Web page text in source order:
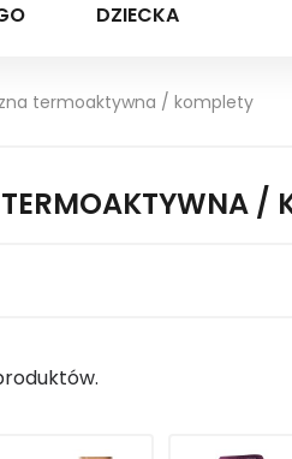
DZIECKA
termoaktywna / komplety
/